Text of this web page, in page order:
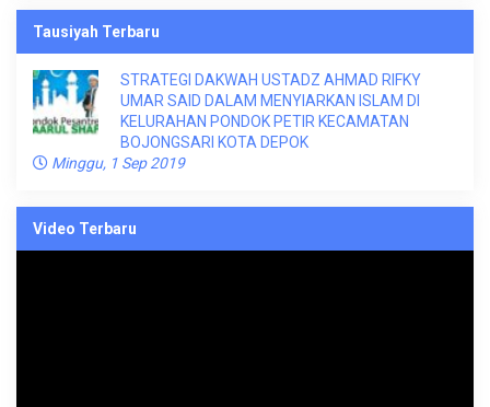
Tausiyah Terbaru
STRATEGI DAKWAH USTADZ AHMAD RIFKY
UMAR SAID DALAM MENYIARKAN ISLAM DI
KELURAHAN PONDOK PETIR KECAMATAN
BOJONGSARI KOTA DEPOK
Minggu, 1 Sep 2019
Video Terbaru